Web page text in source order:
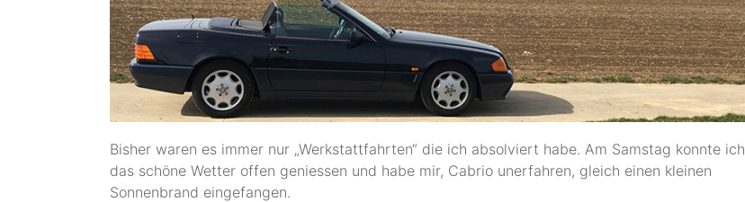
Bisher waren es immer nur „Werkstattfahrten“ die ich absolviert habe. Am Samstag konnte ich
das schöne Wetter offen geniessen und habe mir, Cabrio unerfahren, gleich einen kleinen
Sonnenbrand eingefangen.